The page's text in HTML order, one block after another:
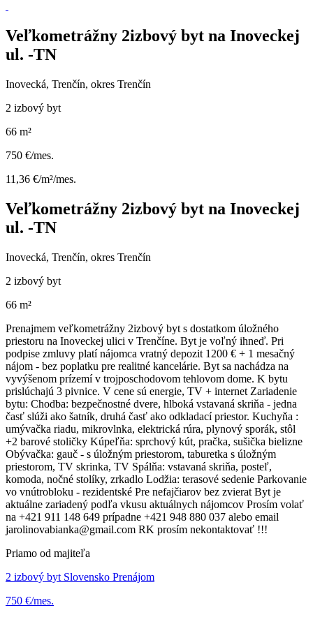
Veľkometrážny 2izbový byt na Inoveckej
ul. -TN
Inovecká, Trenčín, okres Trenčín
2 izbový byt
66 m²
750 €/mes.
11,36 €/m²/mes.
Veľkometrážny 2izbový byt na Inoveckej
ul. -TN
Inovecká, Trenčín, okres Trenčín
2 izbový byt
66 m²
Prenajmem veľkometrážny 2izbový byt s dostatkom úložného
priestoru na Inoveckej ulici v Trenčíne. Byt je voľný ihneď. Pri
podpise zmluvy platí nájomca vratný depozit 1200 € + 1 mesačný
nájom - bez poplatku pre realitné kancelárie. Byt sa nachádza na
vyvýšenom prízemí v trojposchodovom tehlovom dome. K bytu
prislúchajú 3 pivnice. V cene sú energie, TV + internet Zariadenie
bytu: Chodba: bezpečnostné dvere, hlboká vstavaná skriňa - jedna
časť slúži ako šatník, druhá časť ako odkladací priestor. Kuchyňa :
umývačka riadu, mikrovlnka, elektrická rúra, plynový sporák, stôl
+2 barové stoličky Kúpeľňa: sprchový kút, pračka, sušička bielizne
Obývačka: gauč - s úložným priestorom, taburetka s úložným
priestorom, TV skrinka, TV Spálňa: vstavaná skriňa, posteľ,
komoda, nočné stolíky, zrkadlo Lodžia: terasové sedenie Parkovanie
vo vnútrobloku - rezidentské Pre nefajčiarov bez zvierat Byt je
aktuálne zariadený podľa vkusu aktuálnych nájomcov Prosím volať
na +421 911 148 649 prípadne +421 948 880 037 alebo email
jarolinovabianka@gmail.com RK prosím nekontaktovať !!!
Priamo od majiteľa
2 izbový byt Slovensko Prenájom
750 €/mes.